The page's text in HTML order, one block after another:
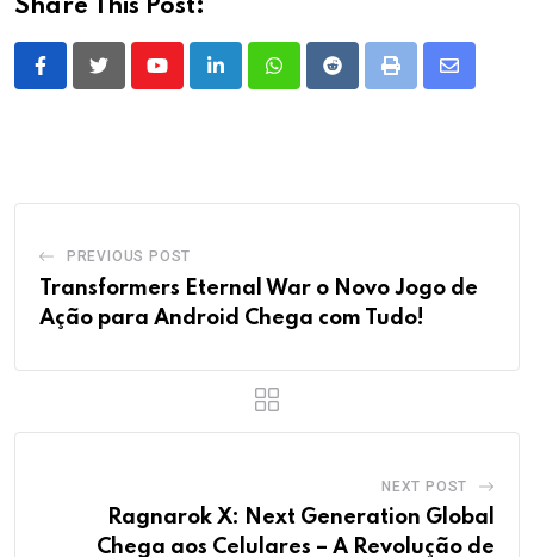
Share This Post:
YoutubeLinkedInWhatsappRedditPrint
Share
PREVIOUS POST
Transformers Eternal War o Novo Jogo de
Ação para Android Chega com Tudo!
NEXT POST
Ragnarok X: Next Generation Global
Chega aos Celulares – A Revolução de